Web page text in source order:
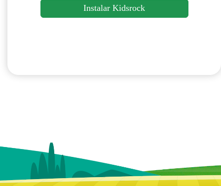
Instalar Kidsrock